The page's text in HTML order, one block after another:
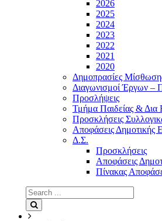
2026
2025
2024
2023
2022
2021
2020
Δημοπρασίες
Διαγωνισμοί Έργων –
Προσλήψεις
Τμήμα Παιδείας &
Προσκλήσεις
Αποφάσεις Δημοτικής
Δ.Σ.
Προσκλήσεις
Αποφάσεις
Πίνακας
Search
for: